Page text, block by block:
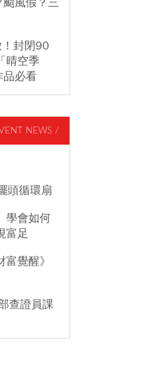
風假？三
封閉90
晴空季
必看
NEWS /
頭循環扇
學會如何
富足
覺醒》
查證員課